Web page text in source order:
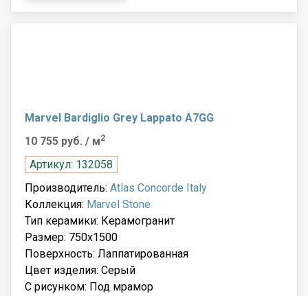
Marvel Bardiglio Grey Lappato A7GG
10 755 руб. / м2
Артикул: 132058
Производитель: Atlas Concorde Italy
Коллекция: Marvel Stone
Тип керамики: Керамогранит
Размер: 750x1500
Поверхность: Лаппатированная
Цвет изделия: Серый
С рисунком: Под мрамор